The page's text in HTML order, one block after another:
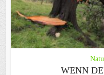
WENN